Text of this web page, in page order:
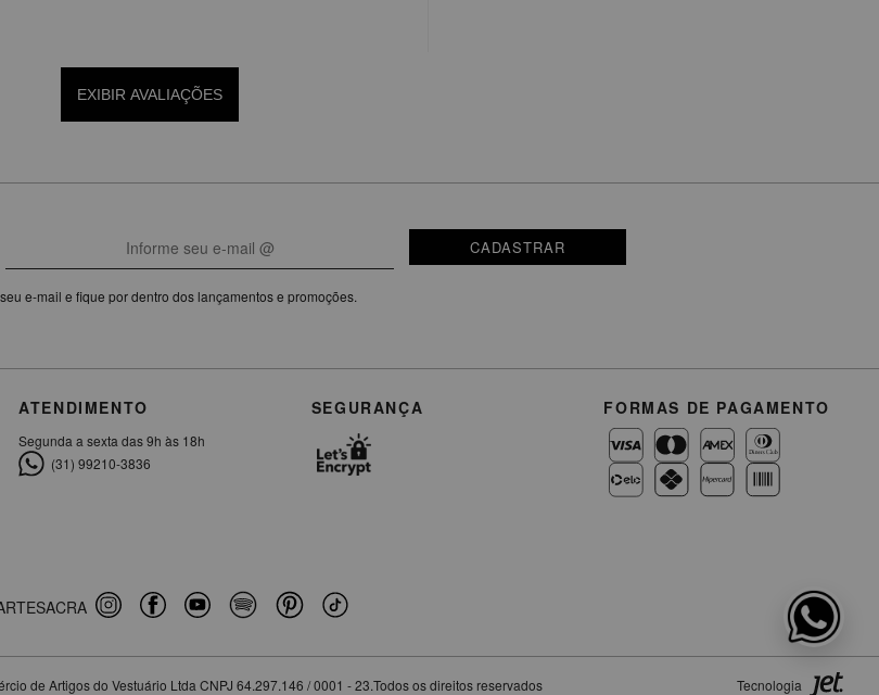
EXIBIR AVALIAÇÕES
CADASTRAR
e-mail e fique por dentro dos lançamentos e promoções.
ATENDIMENTO
Segunda a sexta das 9h às 18h
(31) 99210-3836
SEGURANÇA FORMAS DE PAGAMENTO
de Artigos do Vestuário Ltda CNPJ 64.297.146 / 0001 - 23.Todos os direitos reservados Tecnologia